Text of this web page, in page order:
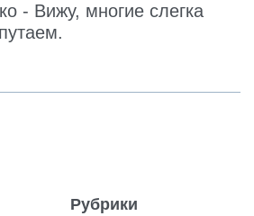
- Вижу, многие слегка
Рубрики